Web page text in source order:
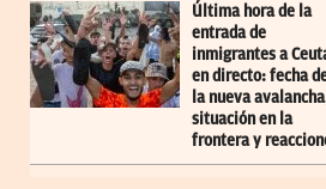
Última hora de la
entrada de
inmigrantes a
en directo: fecha
la nueva
situación en la
frontera y